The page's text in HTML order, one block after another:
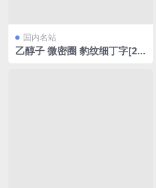
国内名站
乙醇子 微密圈 豹纹细丁字[22